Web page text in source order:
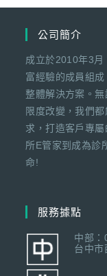
公司簡介
成立於2010年3月
富經驗的成員組
整體解決方案。
限度改變，我們
求，打造客戶專
所E管家到成為診
命!
服務據點
中部
台中市